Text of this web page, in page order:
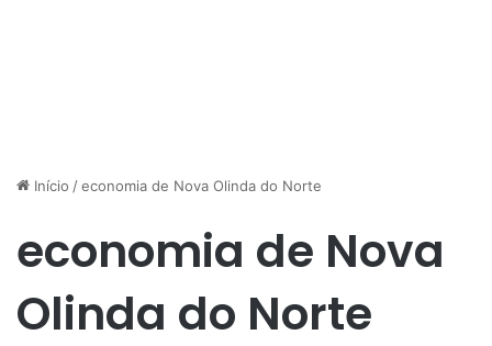
Início /economia de Nova Olinda do Norte
economia de Nova
Olinda do Norte